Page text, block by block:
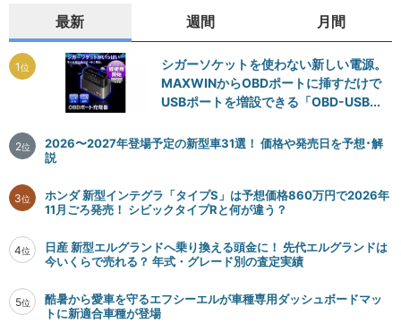
最新 週間 月間
1位
シガーソケットを使わない新しい電源。
MAXWINからOBDポートに挿すだけで
USBポートを増設できる「OBD-USB...
2位
2026〜2027年登場予定の新型車31選！ 価格や発売日を予想･解
説
3位
ホンダ 新型インテグラ「タイプS」は予想価格860万円で2026年
11月ごろ発売！ シビックタイプRと何が違う？
4位
日産 新型エルグランドへ乗り換える頭金に！ 先代エルグランドは
今いくらで売れる？ 年式・グレード別の査定実績
5位
酷暑から愛車を守るエフシーエルが車種専用ダッシュボードマッ
トに新適合車種が登場